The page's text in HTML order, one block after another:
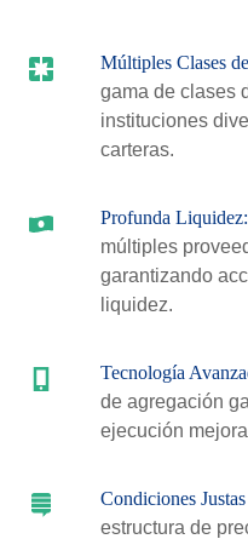
Múltiples Clases
gama de clases
instituciones
carteras.
Profunda Liquidez:
múltiples
garantizando
liquidez.
Tecnología
de agregación
ejecución
Condiciones
estructura de